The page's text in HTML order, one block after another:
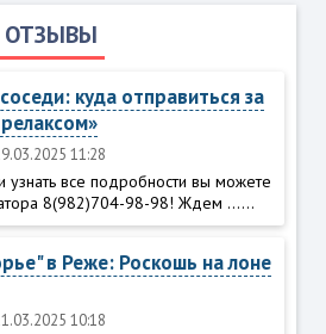
ОТЗЫВЫ
куда отправиться за
11:28
узнать все подробности вы можете
8(982)704-98-98! Ждем ......
в Реже: Роскошь на лоне
10:18